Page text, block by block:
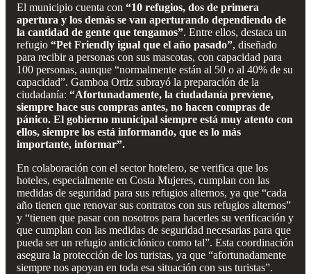
El municipio cuenta con “10 refugios, dos de primera
apertura y los demás se van aperturando dependiendo de
la cantidad de gente que tengamos”. Entre ellos, destaca un
refugio “Pet Friendly igual que el año pasado”, diseñado
para recibir a personas con sus mascotas, con capacidad para
100 personas, aunque “normalmente están al 50 o al 40% de su
capacidad”. Gamboa Ortiz subrayó la preparación de la
ciudadanía: “Afortunadamente, la ciudadanía previene,
siempre hace sus compras antes, no hacen compras de
pánico. El gobierno municipal siempre está muy atento con
ellos, siempre los está informando, que es lo más
importante, informar”.
En colaboración con el sector hotelero, se verifica que los
hoteles, especialmente en Costa Mujeres, cumplan con las
medidas de seguridad para sus refugios alternos, ya que “cada
año tienen que renovar sus contratos con sus refugios alternos”
y “tienen que pasar con nosotros para hacerles su verificación y
que cumplan con las medidas de seguridad necesarias para que
pueda ser un refugio anticiclónico como tal”. Esta coordinación
asegura la protección de los turistas, ya que “afortunadamente
siempre nos apoyan en toda esa situación con sus turistas”.